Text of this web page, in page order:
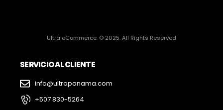
Ultra eCommerce. © 2025. All Rights Reserved
SERVICIO AL CLIENTE
info@ultrapanama.com
+507 830-5264